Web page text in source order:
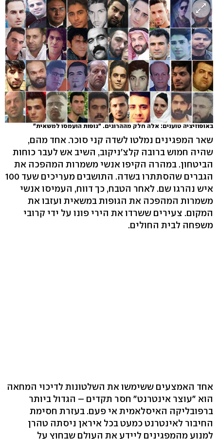
באופוזיציה טוענים: אלה חלק מההרוגים. "גופות הועמסו למשאית"
שאר המפגינים נמלטו לשדה קני סוכר. אחד מהם,
שהיה חמוש ברובה קלצ'ניקוב, השיב אש לעבר כוחות
הביטחון. במהרה הקיפו אנשי משמרות המהפכה את
הגברים שהסתתרו בשדה. התושבים מעריכים שעד 100
איש נהרגו שם. לאחר הטבח, כך דווח, העמיסו אנשי
משמרות המהפכה את הגופות במשאית ועזבו את
המקום. צעירים ששרדו את הירי פונו על ידי קרובי
משפחה לבית החולים.
אחד האמצעים ששימשו את השלטונות לדיכוי המחאה
הוא "עוצר אינטרנט" חסר תקדים – הגדול ביותר
ברפובליקה האיסלאמית אי פעם. בעזרת חסימת
החיבור לאינטרנט כמעט בכל איראן ניסתה טהרן
למנוע מהמפגינים ליידע את העולם שבחוץ על